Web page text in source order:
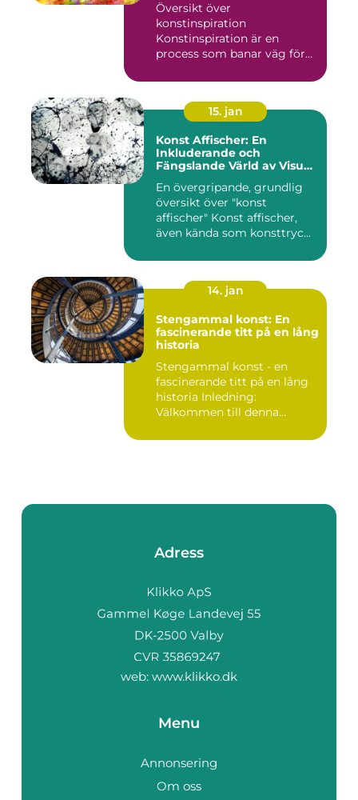
Översikt över
konstinspiration
Konstinspiration är en
process som banar väg för
15. jan
Konst Affischer: En
Inkluderande och
Fängslande Värld av Visuell
En övergripande, grundlig
översikt över "konst
affischer" Konst affischer,
även kända som konsttryc...
14. jan
Stengammal konst: En
fascinerande titt på en lång
historia
Stengammal konst - en
fascinerande titt på en lång
historia Inledning:
Välkommen till denna
Adress
web: www.klikko.dk
Menu
Annonsering
Om oss